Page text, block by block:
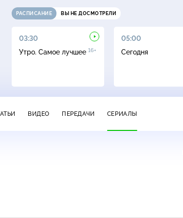
РАСПИСАНИЕ ВЫ НЕ ДОСМОТРЕЛИ
03:30
Утро. Самое лучшее 16+
05:00
Сегодня
ВИДЕО ПЕРЕДАЧИ СЕРИАЛЫ